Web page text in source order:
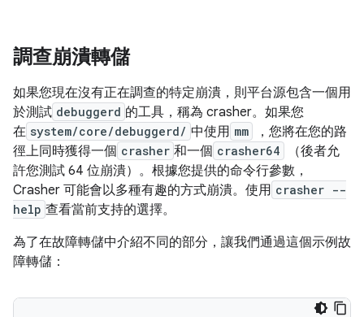
調查崩潰轉儲
如果您現在沒有正在調查的特定崩潰，則平台源包含一個用
於測試 debuggerd 的工具，稱為 crasher。如果您
在 system/core/debuggerd/ 中使用 mm
，您將在您的路
徑上同時獲得一個 crasher 和一個 crasher64
（後者允
許您測試 64 位崩潰）。根據您提供的命令行參數，
Crasher 可能會以多種有趣的方式崩潰。使用 crasher --
help 查看當前支持的選擇。
為了在故障轉儲中介紹不同的部分，讓我們通過這個示例故
障轉儲：